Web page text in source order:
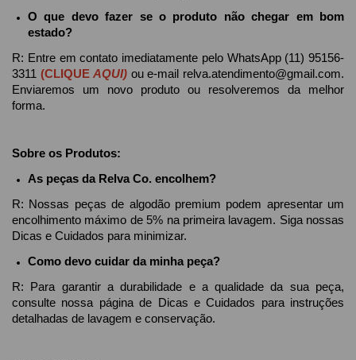
O que devo fazer se o produto não chegar em bom
estado?
R: Entre em contato imediatamente pelo WhatsApp (11) 95156-
3311 (CLI QUE AQUI) ou e-mail relva.atendimento@gmail.com.
Enviaremos um novo produto ou resolveremos da melhor
forma.
Sobre os Produtos:
As peças da Relva Co. encolhem?
R: Nossas peças de algodão premium podem apresentar um
encolhimento máximo de 5% na primeira lavagem. Siga nossas
Dicas e Cuidados para minimizar.
Como devo cuidar da minha peça?
R: Para garantir a durabilidade e a qualidade da sua peça,
consulte nossa página de Dicas e Cuidados para instruções
detalhadas de lavagem e conservação.